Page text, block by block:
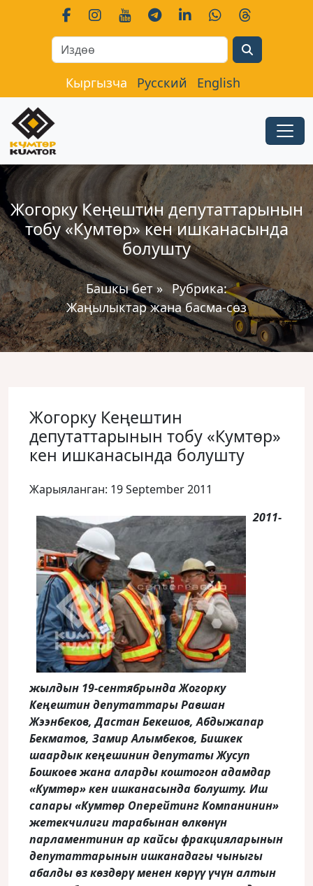
Кыргызча Русский English
Жогорку Кеңештин депутаттарынын
тобу «Кумтөр» кен ишканасында
болушту
Башкы бет» Рубрика:
Жаңылыктар жана басма-сөз
Жогорку Кеңештин
депутаттарынын тобу «Кумтөр»
кен ишканасында болушту
Жарыяланган: 19 September 2011
2011-
жылдын 19-сентябрында Жогорку
Кеңештин депутаттары Равшан
Жээнбеков, Дастан Бекешов, Абдыжапар
Бекматов, Замир Алымбеков, Бишкек
шаардык кеңешинин депутаты Жусуп
Бошкоев жана аларды коштогон адамдар
«Кумтөр» кен ишканасында болушту. Иш
сапары «Кумтөр Оперейтинг Компанинин»
жетекчилиги тарабынан өлкөнүн
парламентинин ар кайсы фракцияларынын
депутаттарынын ишканадагы чыныгы
абалды өз көздөрү менен көрүү үчүн алтын